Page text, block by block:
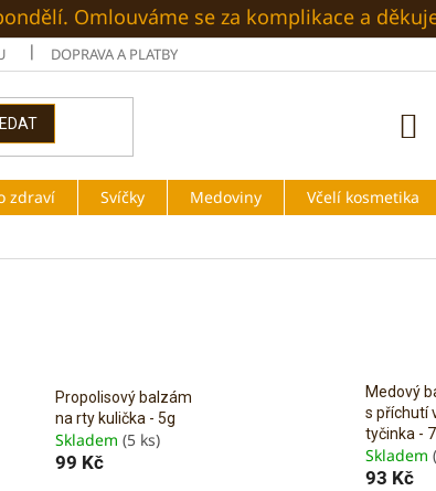
Omlouváme se za komplikace a
DOPRAVA A PLATBY
zdraví Svíčky Medoviny Včelí kosmetika
Propolisový balzám
na rty kulička - 5g
Skladem (5 ks)
99 Kč
Medový
s příchutí
tyčinka -
Skladem
93 Kč